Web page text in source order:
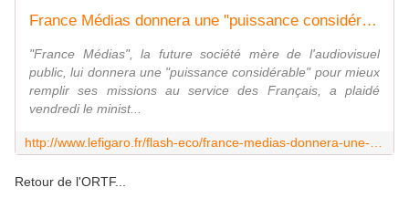
France Médias donnera une "puissance considérable" au service public, selon Riester
"France Médias", la future société mère de l'audiovisuel
public, lui donnera une "puissance considérable" pour mieux
remplir ses missions au service des Français, a plaidé
vendredi le minist...
Retour de l'ORTF...